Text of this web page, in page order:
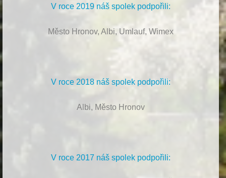
V roce 2019 náš spolek podpořili:
Město Hronov, Albi, Umlauf, Wimex
V roce 2018 náš spolek podpořili:
Albi, Město Hronov
V roce 2017 náš spolek podpořili: